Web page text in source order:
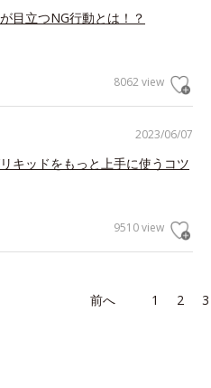
目立つNG行動とは！？
8062 view
2023/06/07
キッドをもっと上手に使うコツ
9510 view
前へ 1 2 3